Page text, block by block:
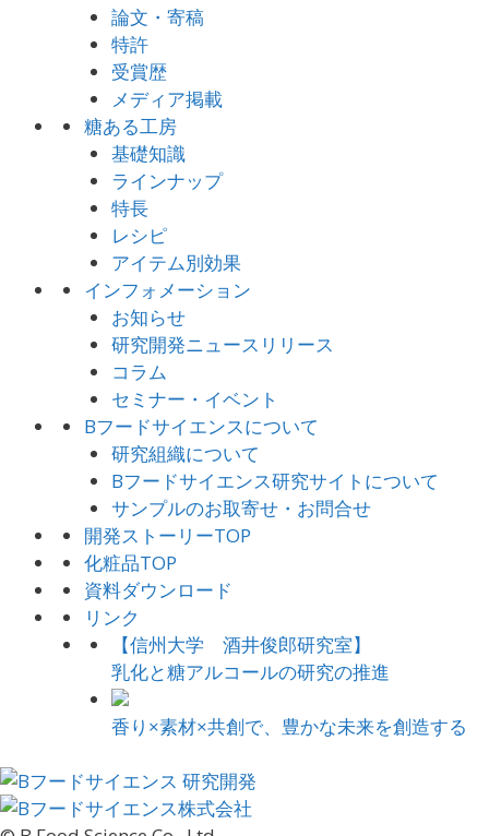
論文・寄稿
特許
受賞歴
メディア掲載
糖ある工房
基礎知識
ラインナップ
特長
レシピ
アイテム別効果
インフォメーション
お知らせ
研究開発ニュースリリース
コラム
セミナー・イベント
Bフードサイエンスについて
研究組織について
Bフードサイエンス研究サイトについて
サンプルのお取寄せ・お問合せ
開発ストーリーTOP
化粧品TOP
資料ダウンロード
リンク
【信州大学 酒井俊郎研究室】
乳化と糖アルコールの研究の推進
香り×素材×共創で、豊かな未来を創造する